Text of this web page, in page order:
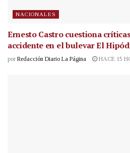
NACIONALES
Ernesto Castro cuestiona
accidente en el bulevar El
por Redacción Diario La Página HACE 15